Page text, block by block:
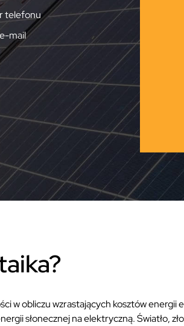
telefonu
mail
w obliczu wzrastających kosztów energii
słonecznej na elektryczną. Światło,